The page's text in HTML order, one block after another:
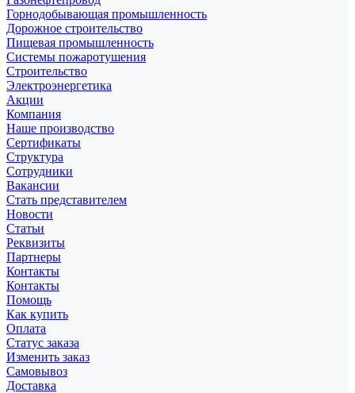
Горнодобывающая промышленность
Дорожное строительство
Пищевая промышленность
Системы пожаротушения
Строительство
Электроэнергетика
Акции
Компания
Наше производство
Сертификаты
Структура
Сотрудники
Вакансии
Стать представителем
Новости
Статьи
Реквизиты
Партнеры
Контакты
Контакты
Помощь
Как купить
Оплата
Статус заказа
Изменить заказ
Самовывоз
Доставка